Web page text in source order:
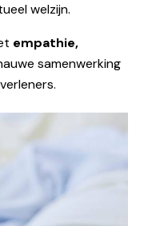
welzijn.
empathie,
samenwerking